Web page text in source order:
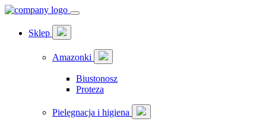
Sklep
Amazonki
Biustonosz
Proteza
Pielęgnacja i higiena